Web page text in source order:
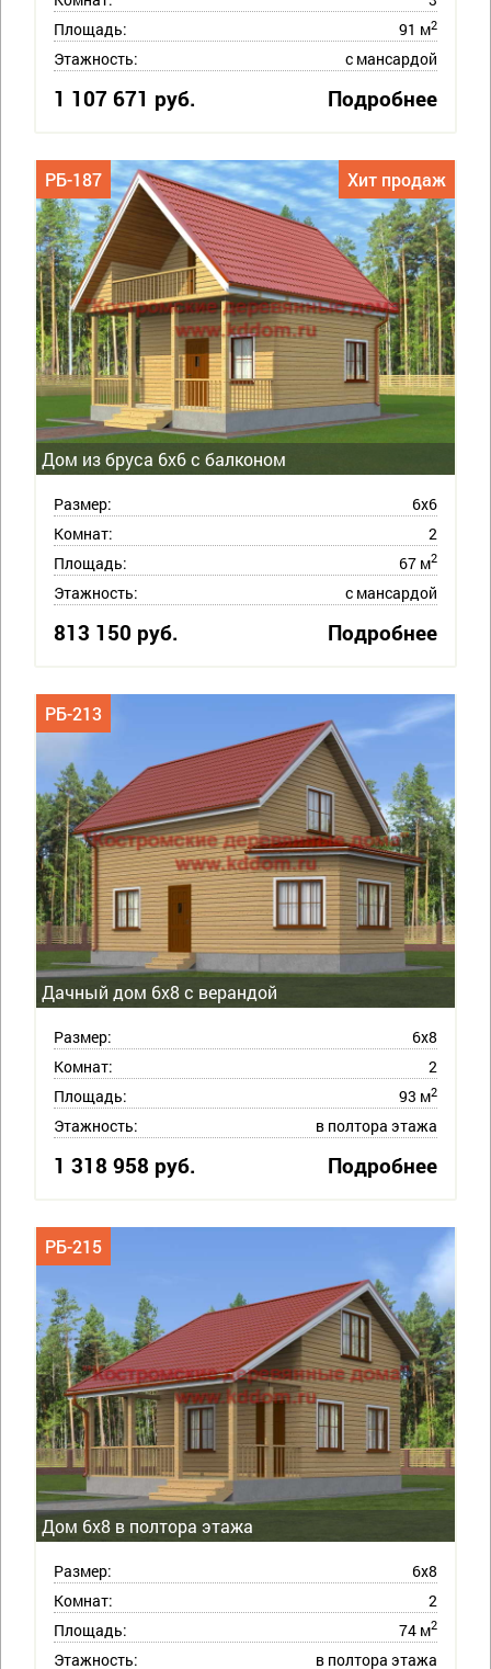
Площадь:
91 м2
Этажность: с мансардой
1 107 671 руб. Подробнее
Дом из бруса 6х6 с балконом
РБ-187 Хит продаж
Размер:
6х6
Комнат:
2
Площадь:
67 м2
Этажность: с мансардой
813 150 руб. Подробнее
Дачный дом 6х8 с верандой
РБ-213
Размер:
6х8
Комнат:
2
Площадь:
93 м2
Этажность: в полтора этажа
1 318 958 руб. Подробнее
Дом 6х8 в полтора этажа
РБ-215
Размер:
6х8
Комнат:
2
Площадь:
74 м2
Этажность: в полтора этажа